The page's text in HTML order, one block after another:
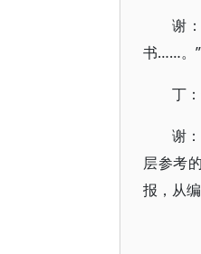
谢
书……。”
丁
谢
层参考
报，从